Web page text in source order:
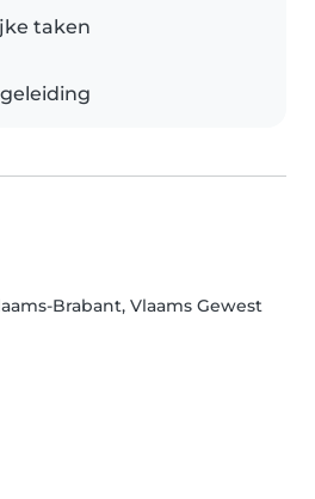
taken
Brabant, Vlaams Gewest